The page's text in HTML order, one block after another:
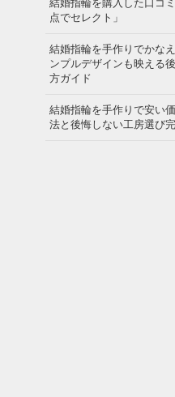
結婚指輪を購入した口コ
点でセレクト」
結婚指輪を手作りでかな
ンプルデザインも映える
方ガイド
結婚指輪を手作りで安い
法と後悔しない工房選び